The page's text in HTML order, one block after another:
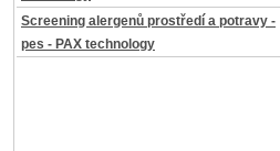
Screening alergenů prostředí a potravy -
pes - PAX technology